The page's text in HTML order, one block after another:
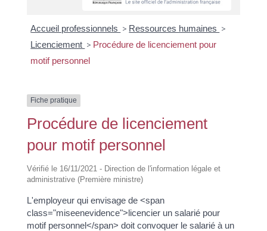
Accueil professionnels > Ressources humaines >
Licenciement > Procédure de licenciement pour
motif personnel
Fiche pratique
Procédure de licenciement
pour motif personnel
Vérifié le 16/11/2021 - Direction de l'information légale et
administrative (Première ministre)
L'employeur qui envisage de <span
class="miseenevidence">licencier un salarié pour
motif personnel</span> doit convoquer le salarié à un